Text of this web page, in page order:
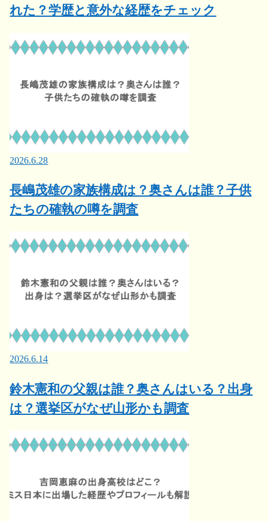
れた？学歴と意外な経歴をチェック
2026.6.28
長嶋茂雄の家族構成は？奥さんは誰？子供
たちの確執の噂を調査
2026.6.14
鈴木憲和の父親は誰？奥さんはいる？出身
は？選挙区がなぜ山形かも調査